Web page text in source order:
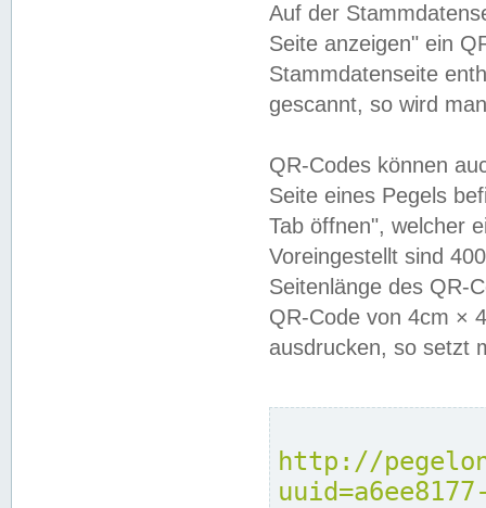
Auf der
Seite anzeigen" ein
Stammdatenseite
gescannt, so wird
QR-Codes können
Seite eines Pegels
Tab öffnen", welcher
Voreingestellt sind
Seitenlänge des QR-
QR-Code von 4cm ×
ausdrucken, so setzt
http://